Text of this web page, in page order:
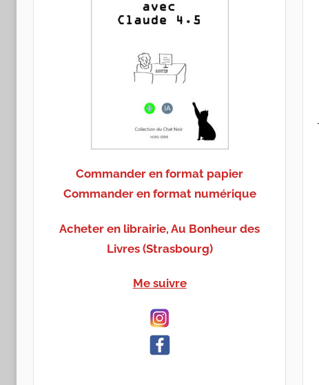
Commander en format papier
Commander en format numérique
Acheter en librairie, Au Bonheur des
Livres (Strasbourg)
Me suivre